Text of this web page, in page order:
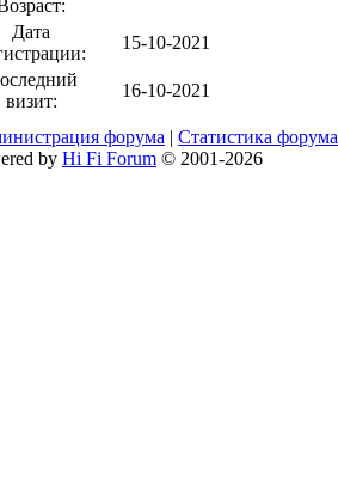
Дата
15-10-2021
визит:
16-10-2021
форума | Статистика форума
by Hi Fi Forum © 2001-2026